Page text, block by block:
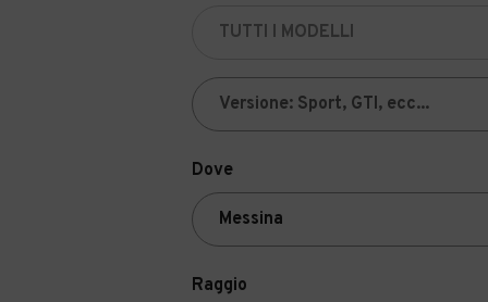
Dove
Raggio